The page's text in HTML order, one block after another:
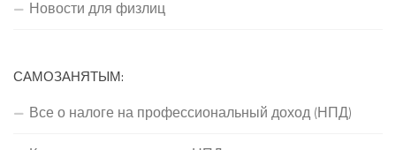
Новости для физлиц
САМОЗАНЯТЫМ:
Все о налоге на профессиональный доход (НПД)